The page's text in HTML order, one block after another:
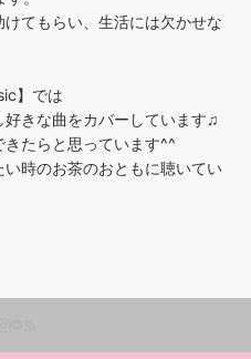
てもらい、生活には欠かせな
】では
きな曲をカバーしています♫
たらと思っています^^
時のお茶のおともに聴いてい